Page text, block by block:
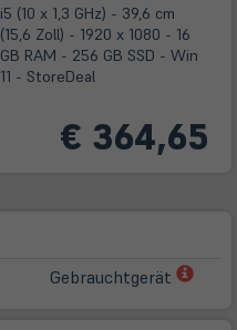
i5 (10 x 1,3 GHz) - 39,6 cm
(15,6 Zoll) - 1920 x 1080 - 16
GB RAM - 256 GB SSD - Win
11 - StoreDeal
€ 364,65
Gebrauchtgerät